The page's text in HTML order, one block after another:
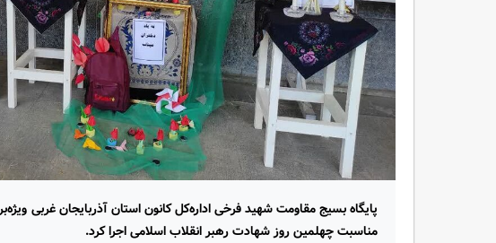
پایگاه بسیج مقاومت شهید فرخی اداره‌کل کانون استان آذربایجان غربی
مناسبت چهلمین روز شهادت رهبر انقلاب اسلامی اجرا کرد.